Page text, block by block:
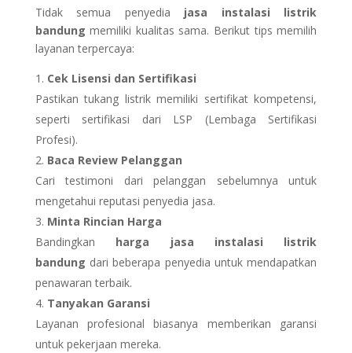
Tidak semua penyedia jasa instalasi listrik
bandung memiliki kualitas sama. Berikut tips memilih
layanan terpercaya:
Cek Lisensi dan Sertifikasi
Pastikan tukang listrik memiliki sertifikat kompetensi,
seperti sertifikasi dari LSP (Lembaga Sertifikasi
Profesi).
Baca Review Pelanggan
Cari testimoni dari pelanggan sebelumnya untuk
mengetahui reputasi penyedia jasa.
Minta Rincian Harga
Bandingkan harga jasa instalasi listrik
bandung dari beberapa penyedia untuk mendapatkan
penawaran terbaik.
Tanyakan Garansi
Layanan profesional biasanya memberikan garansi
untuk pekerjaan mereka.